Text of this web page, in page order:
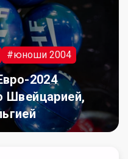
#юноши 2004
2024
Швейцарией,